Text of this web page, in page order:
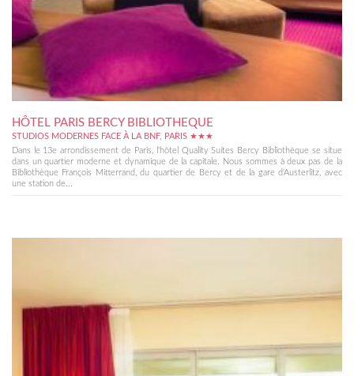
HÔTEL PARIS BERCY BIBLIOTHEQUE
STUDIOS MODERNES FACE À LA BNF, PARIS ★★★
Dans le 13e arrondissement de Paris, l'hôtel Quality Suites Bercy Bibliothèque se situe
dans un quartier moderne et dynamique de la capitale. Nous sommes à deux pas de la
Bibliothèque François Mitterrand, du quartier de Bercy et de la gare d'Austerlitz, avec
une station de...